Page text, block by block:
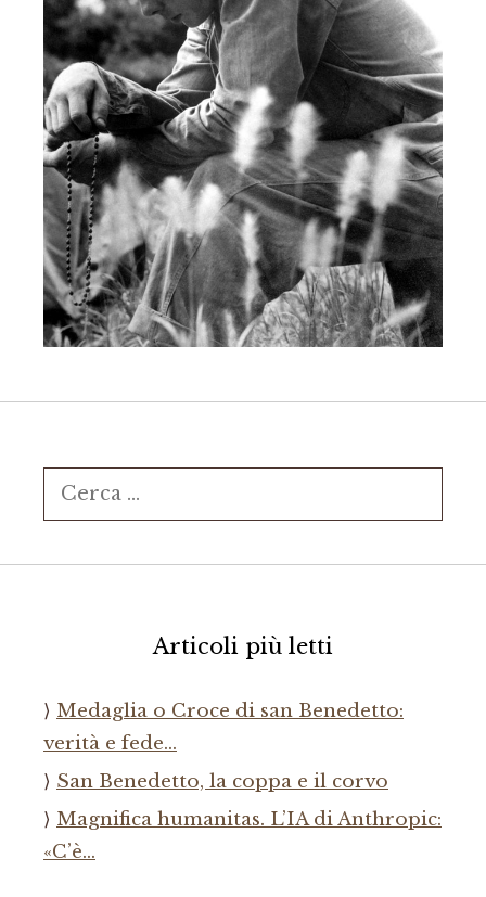
Ricerca
per:
Articoli più letti
Medaglia o Croce di san Benedetto:
verità e fede…
San Benedetto, la coppa e il corvo
Magnifica humanitas. L’IA di Anthropic:
«C’è…